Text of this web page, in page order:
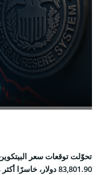
تحوّلت توقعات سعر